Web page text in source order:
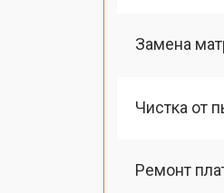
Замена
Чистка от
Ремонт